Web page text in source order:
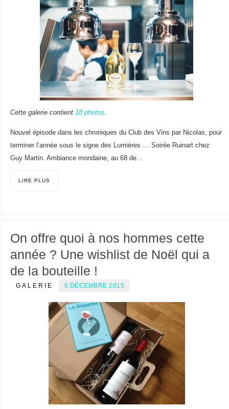
Cette galerie contient 18 photos.
Nouvel épisode dans les chroniques du Club des Vins par Nicolas, pour
terminer l’année sous le signe des Lumières … Soirée Ruinart chez
Guy Martin. Ambiance mondaine, au 68 de…
LIRE PLUS
On offre quoi à nos hommes cette
année ? Une wishlist de Noël qui a
de la bouteille !
GALERIE 6 DÉCEMBRE 2015